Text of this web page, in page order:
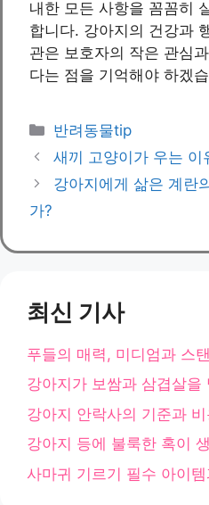
내한 모든 사항을 꼼꼼히
합니다. 강아지의 건강과
관은 보호자의 작은 관심
다는 점을 기억해야 하겠
카
테
고
리
반려동물tip
새끼 고양이가 우는 이
강아지에게 삶은 계란
가?
최신 기사
푸들의 매력, 미디엄과 스
강아지가 보쌈과 삼겹살을
강아지 안락사의 기준과
강아지 등에 불룩한 혹이
사마귀 기르기 필수 아이